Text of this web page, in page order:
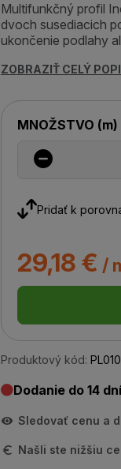
Multifunkčný profil
dvoch susediacich
ukončenie podlahy
ZOBRAZIŤ CELÝ
MNOŽSTVO (m)
Pridať k
29,18 € /
Produktový kód:
Dodanie do 14 dní
Sledovať cenu a
Našli ste nižšiu